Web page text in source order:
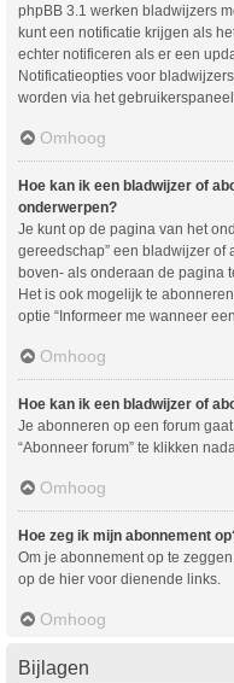
phpBB 3.1 werken bladwijzers
kunt een notificatie krijgen als
echter notificeren als er een
Notificatieopties voor
worden via het
Omhoog
Hoe kan ik een bladwijzer of
onderwerpen?
Je kunt op de pagina van het
gereedschap” een bladwijzer of
boven- als onderaan de pagina
Het is ook mogelijk te
optie “Informeer me wanneer
Omhoog
Hoe kan ik een bladwijzer of
Je abonneren op een forum
“Abonneer forum” te klikken
Omhoog
Hoe zeg ik mijn abonnement
Om je abonnement op te
op de hier voor dienende links.
Omhoog
Bijlagen